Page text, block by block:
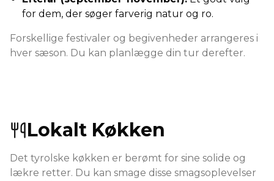
for dem, der søger farverig natur og ro.
Forskellige festivaler og begivenheder arrangeres i
hver sæson. Du kan planlægge din tur derefter.
Lokalt Køkken
Det tyrolske køkken er berømt for sine solide og
lækre retter. Du kan smage disse smagsoplevelser